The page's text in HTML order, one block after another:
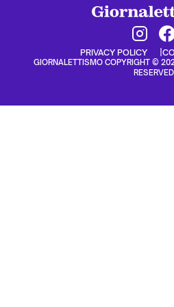
PRIVACY POLICY
GIORNALETTISMO COPYRIGHT ©
RESERVED